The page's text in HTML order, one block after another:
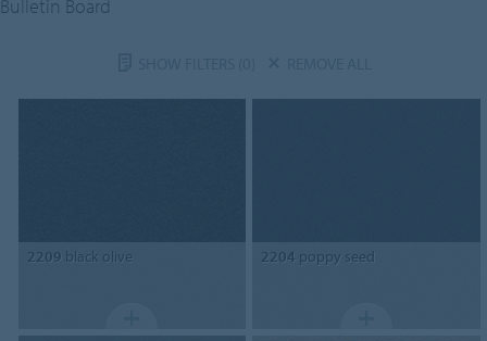
Bulletin Board
2209 black olive 2204 poppy seed